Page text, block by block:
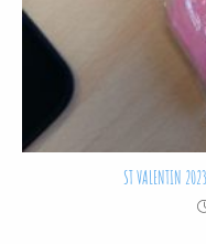
ST VALENTIN